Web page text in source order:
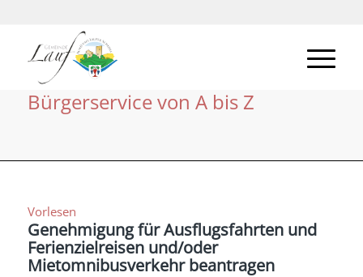
Bürgerservice von A bis Z
Vorlesen
Genehmigung für Ausflugsfahrten und
Ferienzielreisen und/oder
Mietomnibusverkehr beantragen